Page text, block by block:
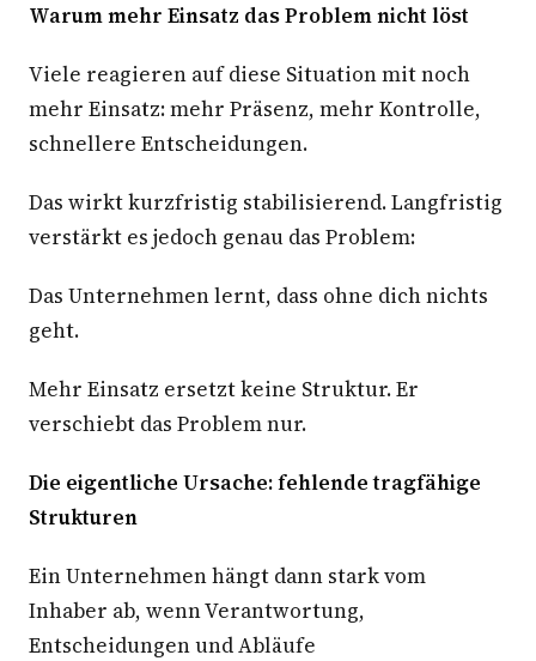
Warum mehr Einsatz das Problem nicht löst
Viele reagieren auf diese Situation mit noch
mehr Einsatz: mehr Präsenz, mehr Kontrolle,
schnellere Entscheidungen.
Das wirkt kurzfristig stabilisierend. Langfristig
verstärkt es jedoch genau das Problem:
Das Unternehmen lernt, dass ohne dich nichts
geht.
Mehr Einsatz ersetzt keine Struktur. Er
verschiebt das Problem nur.
Die eigentliche Ursache: fehlende tragfähige
Strukturen
Ein Unternehmen hängt dann stark vom
Inhaber ab, wenn Verantwortung,
Entscheidungen und Abläufe